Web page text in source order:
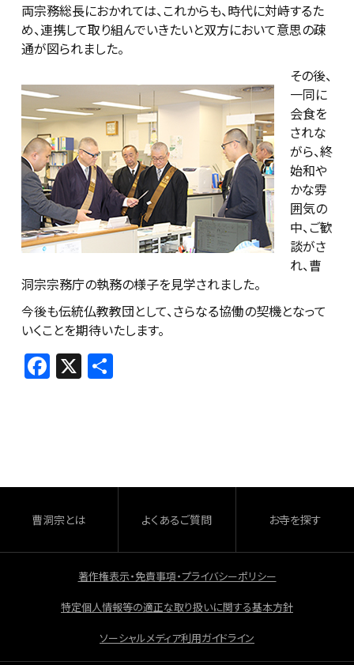
両宗務総長におかれては、これからも、時代に対峙するた
め、連携して取り組んでいきたいと双方において意思の疎
通が図られました。
その後、
一同に
会食を
されな
がら、終
始和や
かな雰
囲気の
中、ご歓
談がさ
れ、曹
洞宗宗務庁の執務の様子を見学されました。
今後も伝統仏教教団として、さらなる協働の契機となって
いくことを期待いたします。
F
a
o
o
k
X 共
曹洞宗とは よくあるご質問 お寺を探す
著作権表示・免責事項・プライバシーポリシー
特定個人情報等の適正な取り扱いに関する基本方針
ソーシャルメディア利用ガイドライン